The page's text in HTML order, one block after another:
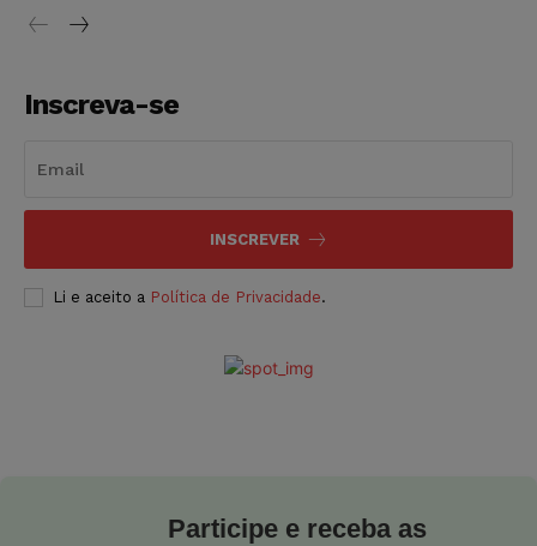
Inscreva-se
INSCREVER
Li e aceito a Política de Privacidade.
Participe e receba as